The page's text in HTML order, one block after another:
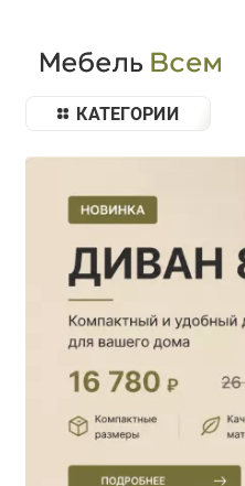
КАТЕГОРИИ